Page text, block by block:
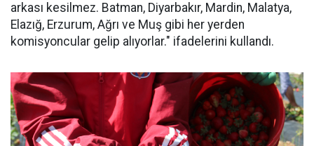
arkası kesilmez. Batman, Diyarbakır, Mardin, Malatya,
Elazığ, Erzurum, Ağrı ve Muş gibi her yerden
komisyoncular gelip alıyorlar." ifadelerini kullandı.